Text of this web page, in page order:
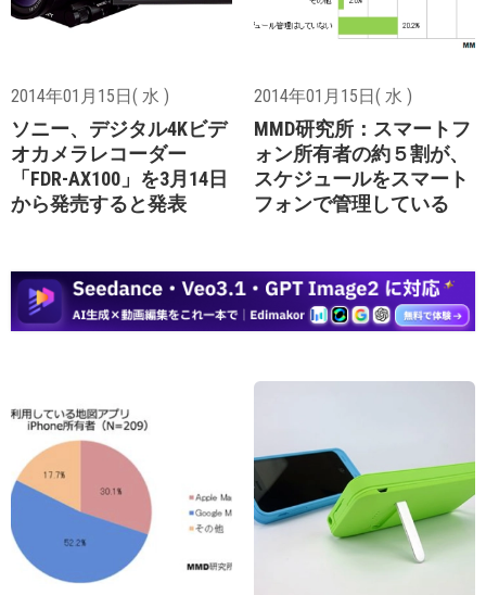
2014年01月15日( 水 )
ソニー、デジタル4Kビデ
オカメラレコーダー
「FDR-AX100」を3月14日
から発売すると発表
2014年01月15日( 水 )
MMD研究所：スマートフ
ォン所有者の約５割が、
スケジュールをスマート
フォンで管理している